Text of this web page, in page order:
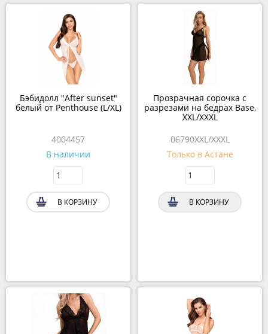
Бэбидолл "After sunset"
белый от Penthouse (L/XL)
4004457
В наличии
В КОРЗИНУ
Прозрачная сорочка с
разрезами на бедрах Base,
XXL/XXXL
06790XXL/XXXL
Только в Астане
В КОРЗИНУ